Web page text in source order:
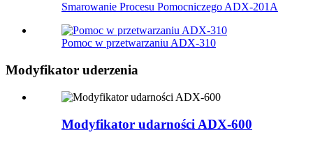
Smarowanie Procesu Pomocniczego ADX-201A
Pomoc w przetwarzaniu ADX-310
Modyfikator uderzenia
Modyfikator udarności ADX-600